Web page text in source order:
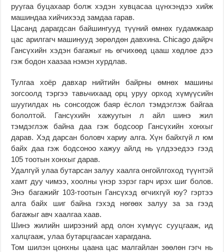
руугаа буцахаар болж хэдэн хувцасаа цүнхэндээ хийж
машиндаа хийчихээд замдаа гарав.
Цасанд дарагдсан байшингууд түүний өмнөх гудамжаар
цас арилгагч машинууд зөрөлдөн давхина. Chicago дайрч
Гансүхийн хэдэн багажыг нь өгчихөөд цааш хөдлөе дээ
гэж бодон хаазаа нэмэн хурдлав.
Тулгаа хоёр давхар нийтийн байрны өмнөх машины
зогсоолд тэргээ тавьчихаад орц уруу орход хүмүүсийн
шуугилдах нь сонсогдож баяр ёслол тэмдэглэж байгаа
бололтой. Гансүхийн хажуугын л айл шинэ жил
тэмдэглэж байна даа гэж бодсоор Гансүхийн хонхыг
дарав. Хэд дарсан боловч хариу алга. Хүн байхгүй л юм
байх даа гэж бодсоноо хажуу айлд нь үлдээедээ гээд
105 тоотын хонхыг дарав.
Удалгүй улаа бутарсан залуу хаалга онгойлгоход түүнтэй
хамт дуу чимээ, хоолны үнэр зэрэг гарч ирэх шиг болов.
Энэ багажийг 103-тоотын Гансүхэд өгчихгүй юу? гэртээ
алга байх шиг байна гэхэд нөгөөх залуу за за гээд
багажыг авч хаалгаа хаав.
Шинэ жилийн ширээний ард олон хүмүүс сууцгааж, ид
халцгааж, улаа бутарцгаасан харагдана.
Том шилэн цонхны цаана цас малгайлан зөөлөн гэгч нь